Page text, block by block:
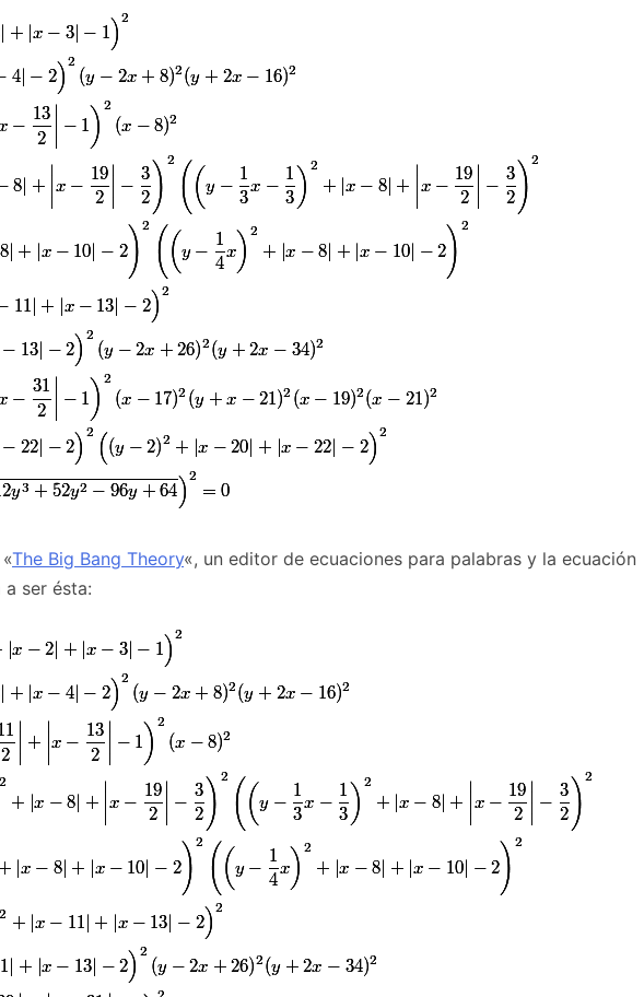
The Big Bang Theory«, un editor de ecuaciones para palabras y la ecuación
a ser ésta: